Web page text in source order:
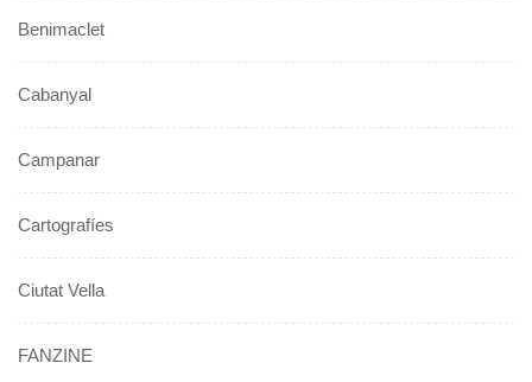
Benimaclet
Cabanyal
Campanar
Cartografíes
Ciutat Vella
FANZINE